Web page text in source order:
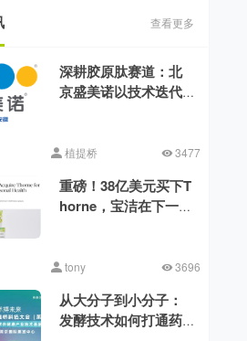
查看更多
深耕胶原肽赛道：北
京盛美诺以技术迭代
植提桥 3477
重磅！38亿美元买下T
horne，宝洁在下一盘
tony 3696
从大分子到小分子：
发酵技术如何打通药